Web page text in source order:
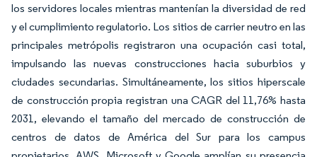
los servidores locales mientras mantenían la diversidad de red
y el cumplimiento regulatorio. Los sitios de carrier neutro en las
principales metrópolis registraron una ocupación casi total,
impulsando las nuevas construcciones hacia suburbios y
ciudades secundarias. Simultáneamente, los sitios hiperscale
de construcción propia registran una CAGR del 11,76% hasta
2031, elevando el tamaño del mercado de construcción de
centros de datos de América del Sur para los campus